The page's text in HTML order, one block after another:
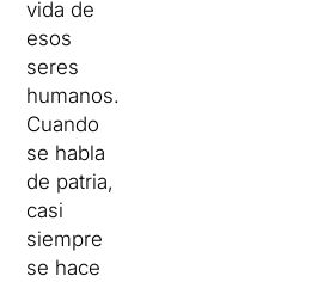
vida de
esos
seres
humanos.
Cuando
se habla
de patria,
casi
siempre
se hace